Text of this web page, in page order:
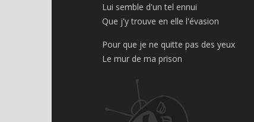
Lui semble d'un tel ennui
Que j'y trouve en elle l'évasion
Pour que je ne quitte pas des yeux
Le mur de ma prison